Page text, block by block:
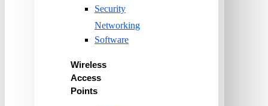
Security
Networking
Software
Wireless
Access
Points